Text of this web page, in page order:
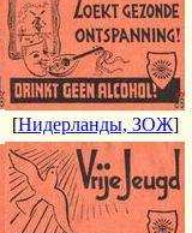
[Нидерланды, ЗОЖ]